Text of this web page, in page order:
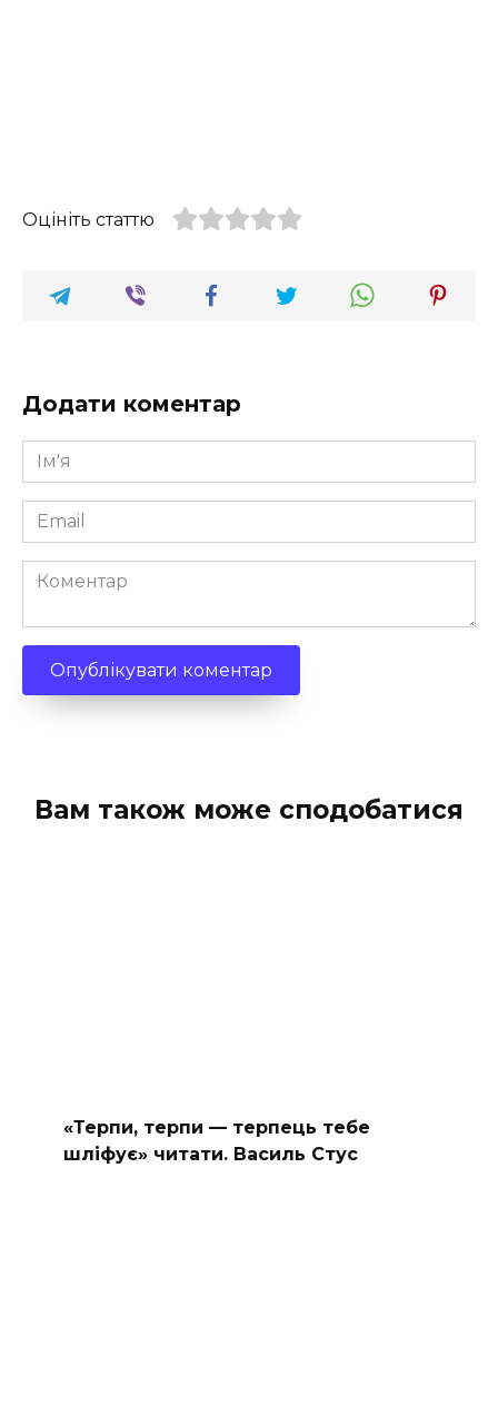
Оцініть статтю
Додати коментар
Ім'я
*
Email
*
Коментар
Вам також може сподобатися
«Терпи, терпи — терпець тебе
шліфує» читати. Василь Стус